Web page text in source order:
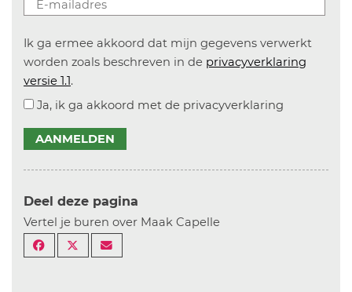
Ik ga ermee akkoord dat mijn gegevens verwerkt
worden zoals beschreven in de privacyverklaring
versie 1.1.
Ja, ik ga akkoord met de privacyverklaring
AANMELDEN
Deel deze pagina
Vertel je buren over Maak Capelle